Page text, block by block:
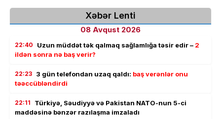
Xəbər Lenti
08 Avqust 2026
22:40 Uzun müddət tək qalmaq sağlamlığa təsir edir – 2
ildən sonra nə baş verir?
22:23 3 gün telefondan uzaq qaldı: baş verənlər onu
təəccübləndirdi
22:11
Türkiyə, Səudiyyə və Pakistan NATO-nun 5-ci
maddəsinə bənzər razılaşma imzaladı